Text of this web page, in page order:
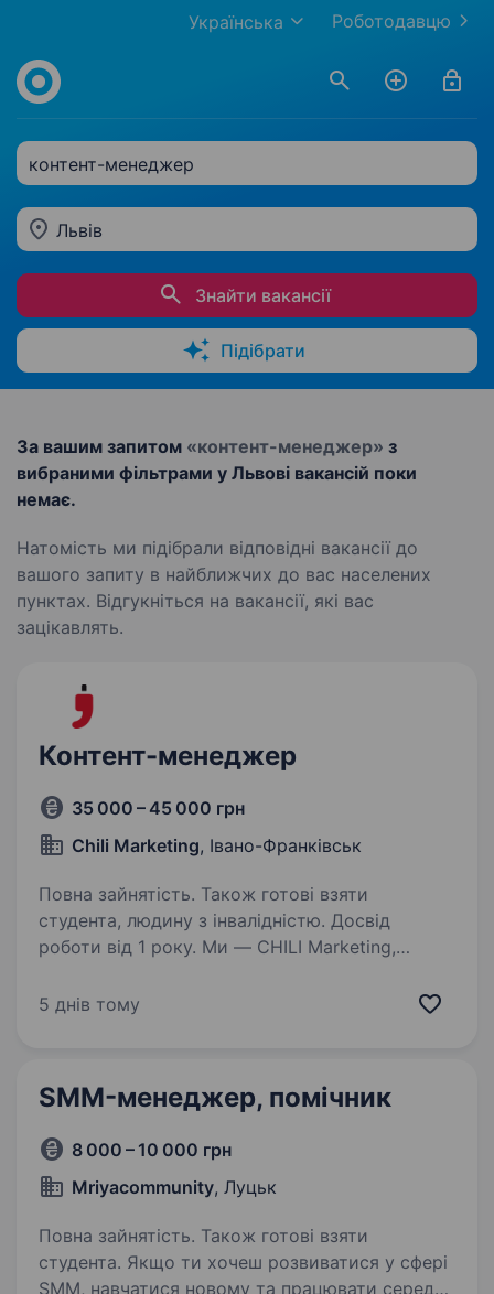
Роботодавцю
Українська
контент-менеджер
Львів
Знайти вакансії
Підібрати
За вашим запитом «контент-менеджер» з
вибраними фільтрами у Львові вакансій поки
немає.
Натомість ми підібрали відповідні вакансії до
вашого запиту в найближчих до вас населених
пунктах. Відгукніться на вакансії, які вас
зацікавлять.
Контент-менеджер
35 000 – 45 000 грн
Сhili Marketing, Івано-Франківськ
Повна зайнятість. Також готові взяти
студента, людину з інвалідністю. Досвід
роботи від 1 року. Ми — CHILI Marketing,
бренди через стратегію, контент і рекламу.
5 днів тому
SMM-менеджер, помічник
8 000 – 10 000 грн
Mriyacommunity, Луцьк
Повна зайнятість. Також готові взяти
студента. Якщо ти хочеш розвиватися у сфері
SMM, навчатися новому та працювати серед